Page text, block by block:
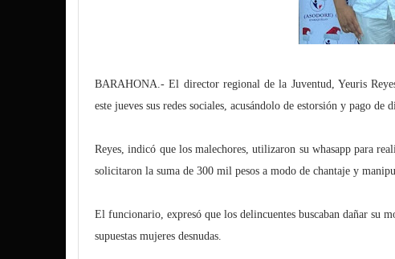
BARAHONA.- El director regional de la Juventud, Yeuris
este jueves sus redes sociales, acusándolo de estorsión y pago de
Reyes, indicó que los malechores, utilizaron su whasapp para
solicitaron la suma de 300 mil pesos a modo de chantaje y
El funcionario, expresó que los delincuentes buscaban dañar su
supuestas mujeres desnudas.